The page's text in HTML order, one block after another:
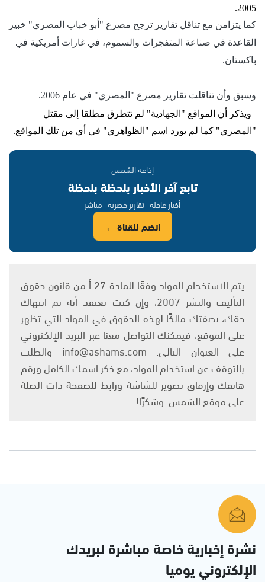
2005.
كما يتزامن مع تناقل تقارير ترجح مصرع "أبو خباب المصري" خبير
القاعدة في صناعة المتفجرات والسموم، في غارات أمريكية في
باكستان.
وسبق وأن تناقلت تقارير مصرع "المصري" في عام 2006.
ويذكر أن المواقع "الجهادية" لم تتطرق مطلقا إلى مقتل
"المصري" كما لم يورد اسم "الظواهري" في أي من تلك المواقع.
إذاعة الشمس
تابع آخر الأخبار بلحظة بلحظة
أخبار عاجلة · تقارير حصرية · مباشر
انضم للقناة ←
يتم الاستخدام المواد وفقًا للمادة 27 أ من قانون حقوق
التأليف والنشر 2007، وإن كنت تعتقد أنه تم انتهاك
حقك، بصفتك مالكًا لهذه الحقوق في المواد التي تظهر
على الموقع، فيمكنك التواصل معنا عبر البريد الإلكتروني
على العنوان التالي: info@ashams.com والطلب
بالتوقف عن استخدام المواد، مع ذكر اسمك الكامل ورقم
هاتفك وإرفاق تصوير للشاشة ورابط للصفحة ذات الصلة
على موقع الشمس. وشكرًا!
نشرة إخبارية خاصة مباشرة لبريدك
الإلكتروني يوميا